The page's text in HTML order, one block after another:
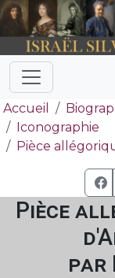
Accueil
Iconographie
Pièce
Pièce
par